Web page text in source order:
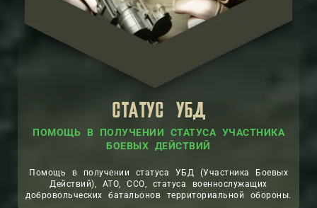
СТАТУС УБД
ПОМОЩЬ В ПОЛУЧЕНИИ СТАТУСА УЧАСТНИКА
БОЕВЫХ ДЕЙСТВИЙ
Помощь в получении статуса УБД (Участника Боевых
Действий), АТО, ССО, статуса военнослужащих
добровольческих батальонов территориальной обороны.